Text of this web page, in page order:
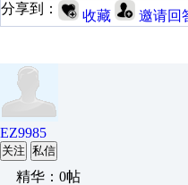
分享到：
收藏 邀请回
EZ9985
关注 私信
精华：0帖